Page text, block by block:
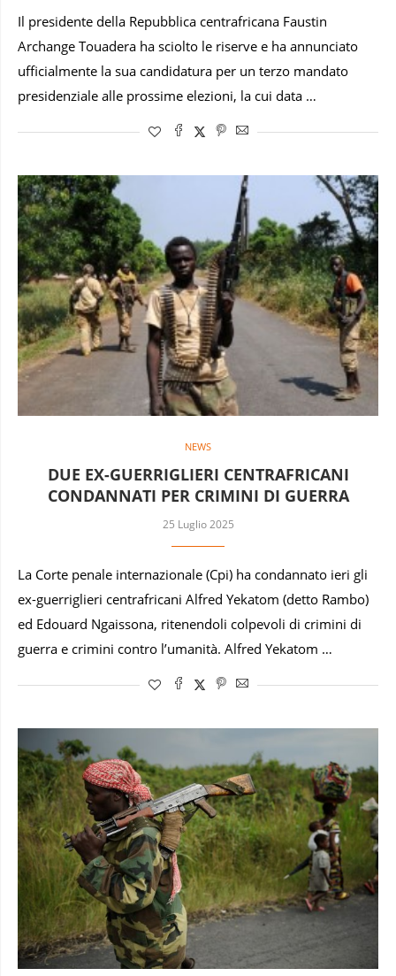
Il presidente della Repubblica centrafricana Faustin
Archange Touadera ha sciolto le riserve e ha annunciato
ufficialmente la sua candidatura per un terzo mandato
presidenziale alle prossime elezioni, la cui data …
NEWS
DUE EX-GUERRIGLIERI CENTRAFRICANI
CONDANNATI PER CRIMINI DI GUERRA
25 Luglio 2025
La Corte penale internazionale (Cpi) ha condannato ieri gli
ex-guerriglieri centrafricani Alfred Yekatom (detto Rambo)
ed Edouard Ngaissona, ritenendoli colpevoli di crimini di
guerra e crimini contro l’umanità. Alfred Yekatom …